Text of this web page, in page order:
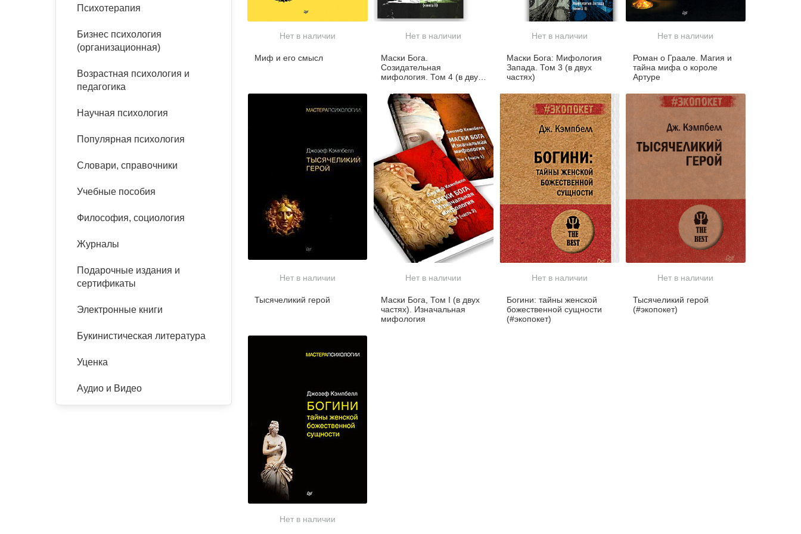
панические атаки
Психодрама
Сказкотерапия
психотерапии
Классический, эриксоновский
эргономика
Социальная психология
Психология развития
организационная психология
психоанализ
Психотерапия
Бизнес психология
(организационная)
Возрастная психология и
педагогика
Научная психология
Популярная психология
Словари, справочники
Учебные пособия
Философия, социология
Журналы
Подарочные издания и
сертификаты
Электронные книги
Букинистическая литература
Уценка
Аудио и Видео
Нет в наличии
Миф и его смысл
Нет в наличии
Маски Бога.
Созидательная
мифология. Том 4 (в двух
Нет в наличии
Маски Бога: Мифология
Запада. Том 3 (в двух
частях)
Нет в наличии
Роман о Граале. Магия и
тайна мифа о короле
Артуре
Нет в наличии
Тысячеликий герой
Нет в наличии
Маски Бога, Том I (в двух
частях). Изначальная
мифология
Нет в наличии
Богини: тайны женской
божественной сущности
(#экопокет)
Нет в наличии
Тысячеликий герой
(#экопокет)
Нет в наличии